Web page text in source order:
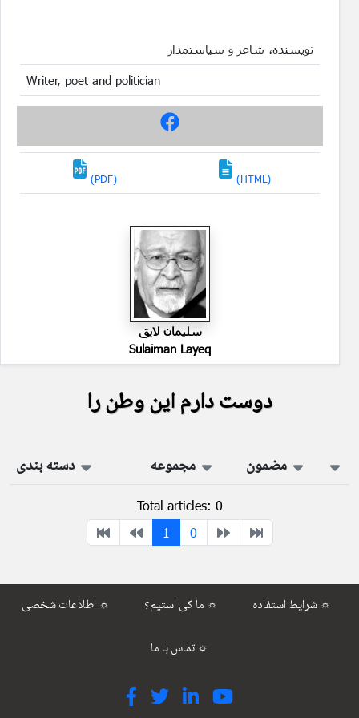
نویسنده، شاعر و سیاستمدار
Writer, poet and politician
(PDF) (HTML)
سليمان لايق
Sulaiman Layeq
دوست دارم این وطن را
مضمون مجموعه دسته بندی
Total articles: 0
1
0
اطلاعات شخصی ☼ ما کی استیم؟ ☼ شرایط استفاده ☼
تماس با ما ☼